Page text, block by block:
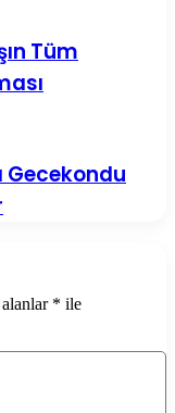
Tüm
Gecekondu
* ile